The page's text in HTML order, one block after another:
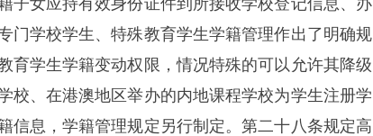
子女应持有效身份证件到所接收学校登记信息、办
门学校学生、特殊教育学生学籍管理作出了明确规
育学生学籍变动权限，情况特殊的可以允许其降级
校、在港澳地区举办的内地课程学校为学生注册学
信息，学籍管理规定另行制定。第二十八条规定高